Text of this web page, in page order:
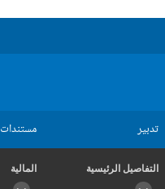
تدبير مستندات
التفاصيل الرئيسية المالية